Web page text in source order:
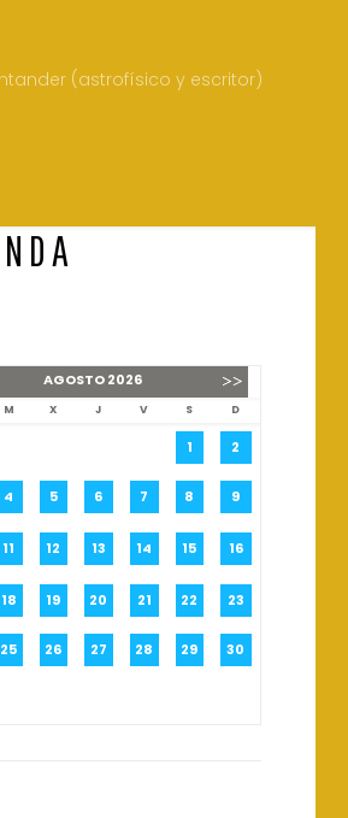
(astrofísico y escritor)
AGOSTO2026
M X J V S D
1 2
4 5 6 7 8 9
11 12 13 14 15 16
18 19 20 21 22 23
25 26 27 28 29 30